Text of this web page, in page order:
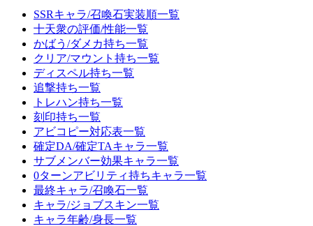
SSRキャラ/召喚石実装順一覧
十天衆の評価/性能一覧
かばう/ダメカ持ち一覧
クリア/マウント持ち一覧
ディスペル持ち一覧
追撃持ち一覧
トレハン持ち一覧
刻印持ち一覧
アビコピー対応表一覧
確定DA/確定TAキャラ一覧
サブメンバー効果キャラ一覧
0ターンアビリティ持ちキャラ一覧
最終キャラ/召喚石一覧
キャラ/ジョブスキン一覧
キャラ年齢/身長一覧